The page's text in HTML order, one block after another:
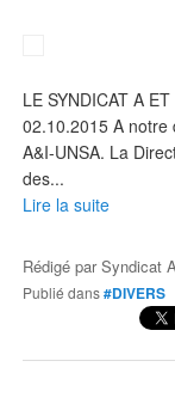
LE SYNDICAT A
02.10.2015 A notre
A&I-UNSA. La
des...
Lire la suite
Rédigé parSyndicat
Publié dans#DIVERS